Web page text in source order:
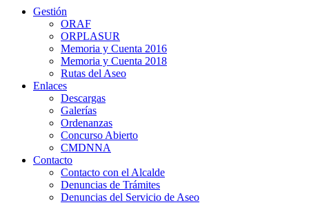
Gestión
ORAF
ORPLASUR
Memoria y Cuenta 2016
Memoria y Cuenta 2018
Rutas del Aseo
Enlaces
Descargas
Galerías
Ordenanzas
Concurso Abierto
CMDNNA
Contacto
Contacto con el Alcalde
Denuncias de Trámites
Denuncias del Servicio de Aseo